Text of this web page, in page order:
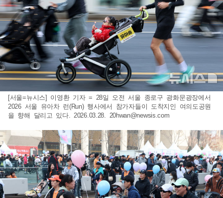
[서울=뉴시스] 이영환 기자 = 28일 오전 서울 종로구 광화문광장에서
2026 서울 유아차 런(Run) 행사에서 참가자들이 도착지인 여의도공원
을 향해 달리고 있다. 2026.03.28. 20hwan@newsis.com